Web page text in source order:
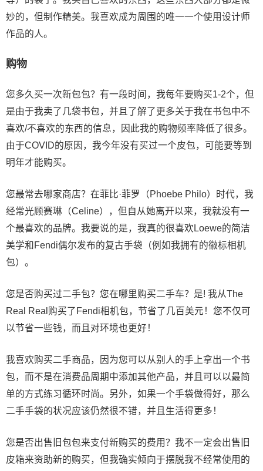
妙的，但制作精美。我喜欢成为周围的唯一一个使用设计师
作品的人。
购物
您多久买一次新包包？有一段时间，我每年要购买1-2个，但
是由于我卖了几袋书包，并且了解了更多关于我在书包中不
喜欢/不喜欢的东西的信息，因此我的购物频率降低了很多。
由于COVID的原因，我今年没有买过一个皮包，可能要等到
明年才能购买。
您最常去哪家商店？在菲比·菲罗（Phoebe Philo）时代，我
经常光顾赛琳（Celine），但自从她离开以来，我就没有一
个最喜欢的品牌。我要说的是，我真的很喜欢Loewe的简洁
美学和Fendi偶尔发布的复古手袋（例如我拥有的徽标相机
包）。
您是否购买过二手包？您在哪里购买二手车？是! 我从The
Real Real购买了Fendi相机包，节省了几百美元！您不仅可
以节省一些钱，而且对环境也更好！
我喜欢购买二手商品，因为您可以从别人的手上拿出一个书
包，而不是在消费品周期中添加其他产品，并且可以以最简
单的方式练习循环时尚。另外，如果一个手袋做得好，那么
二手手袋的状况应该仍然很不错，并且生活得更多！
您是否出售旧包包来支付新购买的费用？我不一定会出售旧
皮箱来资助新的购买，但我确实倾向于摆脱我不经常使用的